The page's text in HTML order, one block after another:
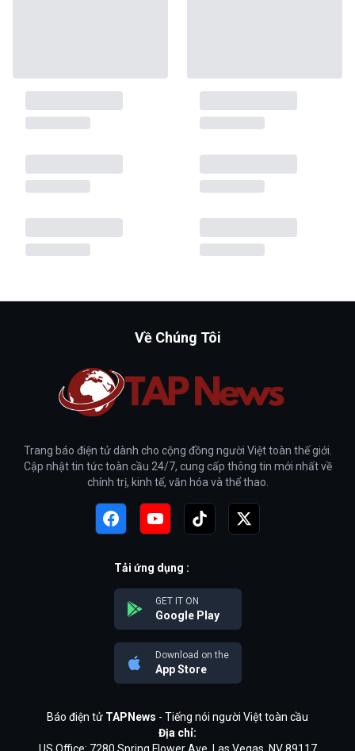
Về Chúng Tôi
Trang báo điện tử dành cho cộng đồng người Việt toàn thế giới.
Cập nhật tin tức toàn cầu 24/7, cung cấp thông tin mới nhất về
chính trị, kinh tế, văn hóa và thể thao.
Tải ứng dụng :
GET IT ON
Google Play
Download on the
App Store
Báo điện tử TAPNews - Tiếng nói người Việt toàn cầu
Địa chỉ: